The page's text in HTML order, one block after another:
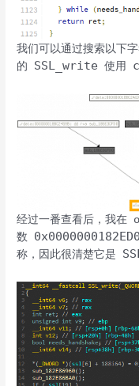
我们可以通过搜索以下
的 SSL_write 使用
经过一番查看后，我
数
称，因此很清楚它是